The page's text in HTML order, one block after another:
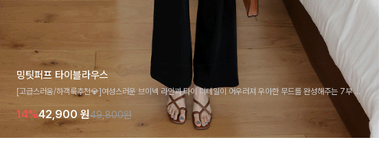
밍팃퍼프 타이블라우스
[고급스러움/하객룩추천💎]여성스러운 브이넥 라인과 타이 디테일이 어우러져 우아한 무드를 완성해주는 7부 블
라우스 🤍 여유로운 7부 소매로 편안하게 착용되며 데일리룩부터 출근룩, 하객룩까지 세련된 스타일링을 연출하
기 좋은 아이템이에요
14%42,900 원49,800원